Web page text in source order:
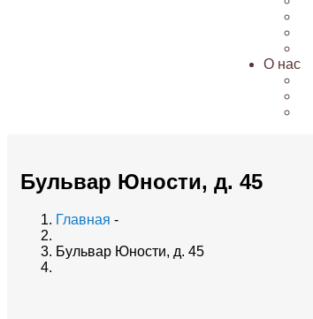
О нас
Бульвар Юности, д. 45
Главная -
Бульвар Юности, д. 45